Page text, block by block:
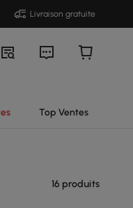
Livraison gratuite
Top Ventes
16 produits